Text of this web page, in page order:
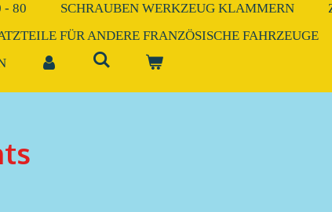
- 80 SCHRAUBEN WERKZEUG KLAMMERN
FÜR ANDERE FRANZÖSISCHE FAHRZEUGE